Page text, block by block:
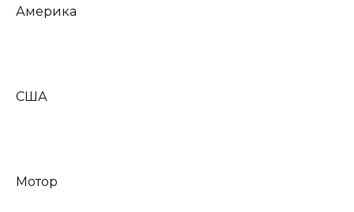
Америка
США
Мотор